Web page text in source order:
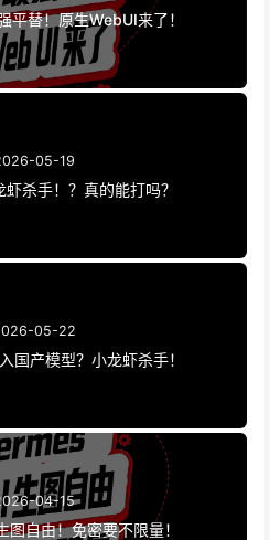
平替！原生WebUI来了！
05-19
杀手！？真的能打吗？
05-22
国产模型？小龙虾杀手！
04-15
自由！免密要不限量！